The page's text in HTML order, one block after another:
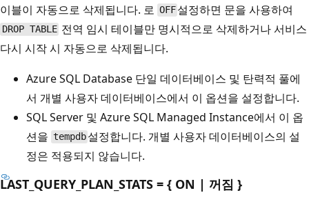
이블이 자동으로 삭제됩니다. 로 OFF 설정하면 문을 사용하여
DROP TABLE 전역 임시 테이블만 명시적으로 삭제하거나 서비스
다시 시작 시 자동으로 삭제됩니다.
Azure SQL Database 단일 데이터베이스 및 탄력적 풀에
서 개별 사용자 데이터베이스에서 이 옵션을 설정합니다.
SQL Server 및 Azure SQL Managed Instance에서 이 옵
션을 tempdb 설정합니다. 개별 사용자 데이터베이스의 설
정은 적용되지 않습니다.
LAST_QUERY_PLAN_STATS = { ON | 꺼짐 }